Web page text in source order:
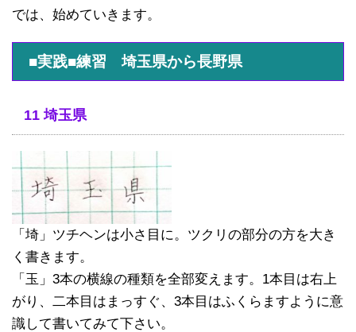
では、始めていきます。
■実践■練習 埼玉県から長野県
11 埼玉県
「埼」ツチヘンは小さ目に。ツクリの部分の方を大き
く書きます。
「玉」3本の横線の種類を全部変えます。1本目は右上
がり、二本目はまっすぐ、3本目はふくらますように意
識して書いてみて下さい。